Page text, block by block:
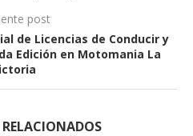
post
de Licencias de Conducir y
Edición en Motomania La